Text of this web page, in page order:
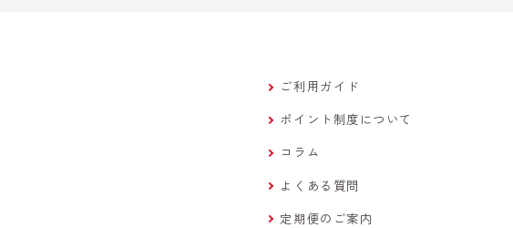
ご利用ガイド
ポイント制度について
コラム
よくある質問
定期便のご案内